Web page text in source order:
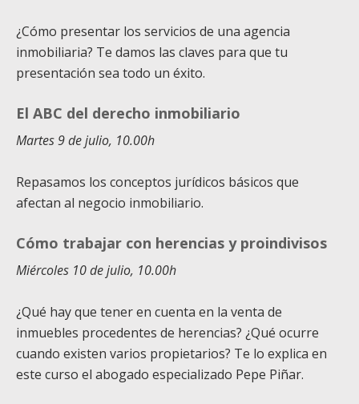
¿Cómo presentar los servicios de una agencia
inmobiliaria? Te damos las claves para que tu
presentación sea todo un éxito.
El ABC del derecho inmobiliario
Martes 9 de julio, 10.00h
Repasamos los conceptos jurídicos básicos que
afectan al negocio inmobiliario.
Cómo trabajar con herencias y proindivisos
Miércoles 10 de julio, 10.00h
¿Qué hay que tener en cuenta en la venta de
inmuebles procedentes de herencias? ¿Qué ocurre
cuando existen varios propietarios? Te lo explica en
este curso el abogado especializado Pepe Piñar.